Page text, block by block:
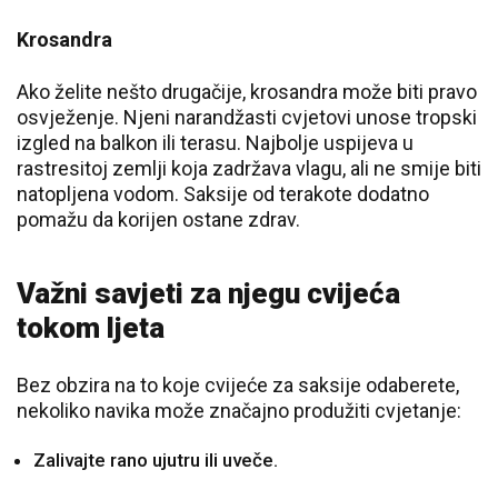
Krosandra
Ako želite nešto drugačije, krosandra može biti pravo
osvježenje. Njeni narandžasti cvjetovi unose tropski
izgled na balkon ili terasu. Najbolje uspijeva u
rastresitoj zemlji koja zadržava vlagu, ali ne smije biti
natopljena vodom. Saksije od terakote dodatno
pomažu da korijen ostane zdrav.
Važni savjeti za njegu cvijeća
tokom ljeta
Bez obzira na to koje cvijeće za saksije odaberete,
nekoliko navika može značajno produžiti cvjetanje:
Zalivajte rano ujutru ili uveče.